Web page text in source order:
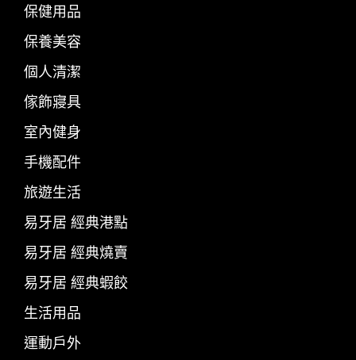
保健用品
保養美容
個人清潔
傢飾寢具
室內健身
手機配件
旅遊生活
易牙居 經典港點
易牙居 經典燒賣
易牙居 經典蝦餃
生活用品
運動戶外